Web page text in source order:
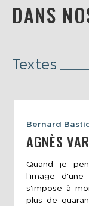
DANS
Textes
Bernard
AGNÈS
Quand je
l'image
s'impose à
plus de